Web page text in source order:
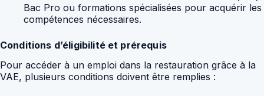
Bac Pro ou formations spécialisées pour acquérir les
compétences nécessaires.
Conditions d’éligibilité et prérequis
Pour accéder à un emploi dans la restauration grâce à la
VAE, plusieurs conditions doivent être remplies :